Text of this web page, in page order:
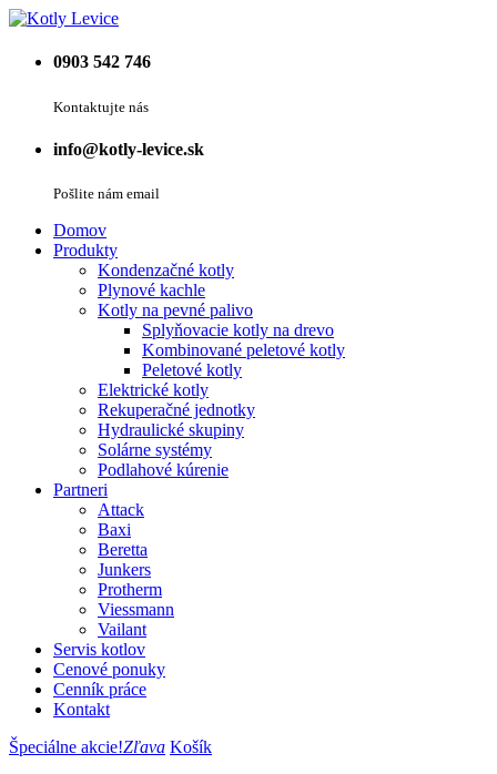
0903 542 746
Kontaktujte nás
info@kotly-levice.sk
Pošlite nám email
Domov
Produkty
Kondenzačné kotly
Plynové kachle
Kotly na pevné palivo
Splyňovacie kotly na drevo
Kombinované peletové kotly
Peletové kotly
Elektrické kotly
Rekuperačné jednotky
Hydraulické skupiny
Solárne systémy
Podlahové kúrenie
Partneri
Attack
Baxi
Beretta
Junkers
Protherm
Viessmann
Vailant
Servis kotlov
Cenové ponuky
Cenník práce
Kontakt
Špeciálne akcie!Zľava Košík